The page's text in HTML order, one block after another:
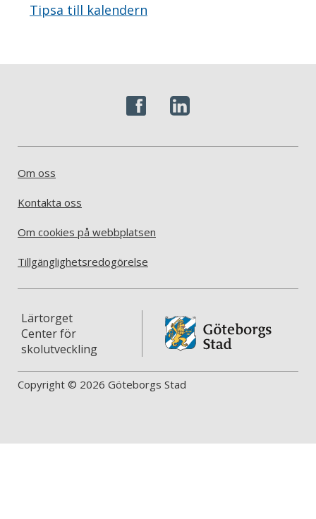
Tipsa till kalendern
Om oss
Kontakta oss
Om cookies på webbplatsen
Tillgänglighetsredogörelse
Lärtorget
Center för
skolutveckling
Copyright © 2026 Göteborgs Stad